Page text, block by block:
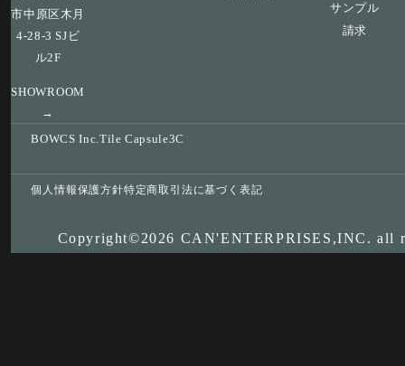
市中原区木月
4-28-3 SJビ
ル2F
SHOWROOM
→
サンプル
請求
BOWCS Inc.Tile Capsule3C
個人情報保護方針特定商取引法に基づく表記
Copyright©2026 CAN'ENTERPRISES,INC. all